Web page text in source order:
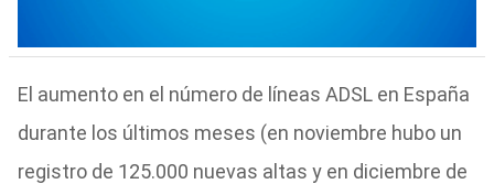
El aumento en el número de líneas ADSL en España
durante los últimos meses (en noviembre hubo un
registro de 125.000 nuevas altas y en diciembre de